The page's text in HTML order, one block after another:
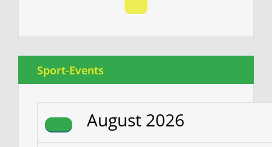
Sport-Events
August 2026